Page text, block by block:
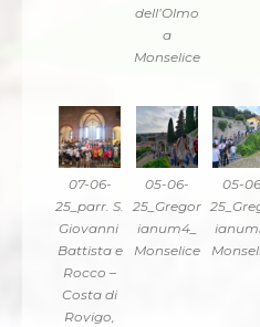
dell’Olmo
a
Monselice
07-06-
25_parr. S.
Giovanni
Battista e
Rocco –
Costa di
Rovigo,
05-06-
25_Gregor
ianum4_
Monselice
05-